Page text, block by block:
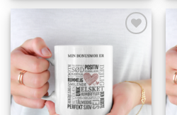
Tilføj til
ønskeliste